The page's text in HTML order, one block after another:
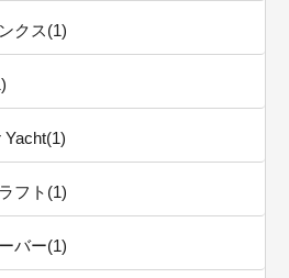
クス(1)
Yacht(1)
フト(1)
バー(1)